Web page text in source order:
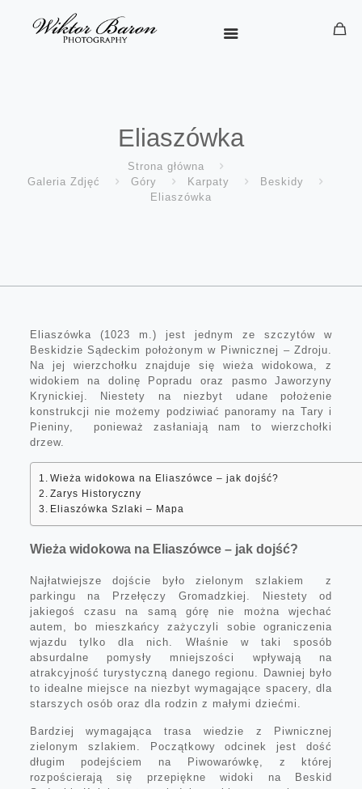
Eliaszówka
Strona główna
Galeria Zdjęć
Góry Karpaty
Beskidy
Eliaszówka
Eliaszówka (1023 m.) jest jednym ze szczytów w
Beskidzie Sądeckim położonym w Piwnicznej – Zdroju.
Na jej wierzchołku znajduje się wieża widokowa, z
widokiem na dolinę Popradu oraz pasmo Jaworzyny
Krynickiej. Niestety na niezbyt udane położenie
konstrukcji nie możemy podziwiać panoramy na Tary i
Pieniny, ponieważ zasłaniają nam to wierzchołki
drzew.
Wieża widokowa na Eliaszówce – jak dojść?
Zarys Historyczny
Eliaszówka Szlaki – Mapa
Wieża widokowa na Eliaszówce – jak dojść?
Najłatwiejsze dojście było zielonym szlakiem z
parkingu na Przełęczy Gromadzkiej. Niestety od
jakiegoś czasu na samą górę nie można wjechać
autem, bo mieszkańcy zażyczyli sobie ograniczenia
wjazdu tylko dla nich. Właśnie w taki sposób
absurdalne pomysły mniejszości wpływają na
atrakcyjność turystyczną danego regionu. Dawniej było
to idealne miejsce na niezbyt wymagające spacery, dla
starszych osób oraz dla rodzin z małymi dziećmi.
Bardziej wymagająca trasa wiedzie z Piwnicznej
zielonym szlakiem. Początkowy odcinek jest dość
długim podejściem na Piwowarówkę, z której
rozpościerają się przepiękne widoki na Beskid